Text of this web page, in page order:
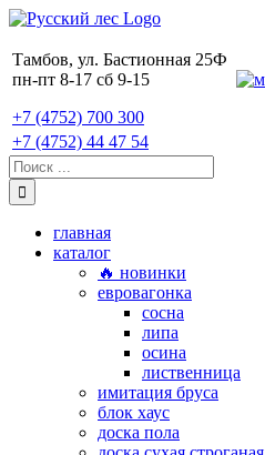
Skip
content
Тамбов, ул. Бастионная 25Ф
пн-пт 8-17 сб 9-15
+7 (4752) 700 300
+7 (4752) 44 47 54
Поиск:
главная
каталог
🔥 новинки
евровагонка
сосна
липа
осина
лиственница
имитация бруса
блок хаус
доска пола